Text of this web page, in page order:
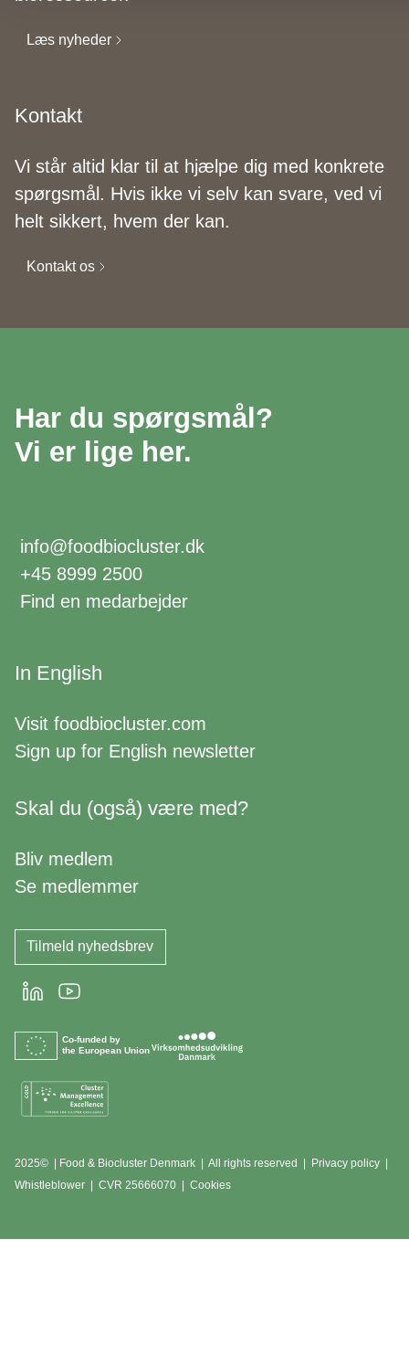
Læs nyheder
Kontakt
Vi står altid klar til at hjælpe dig med konkrete
spørgsmål. Hvis ikke vi selv kan svare, ved vi
helt sikkert, hvem der kan.
Kontakt os
Har du spørgsmål?
Vi er lige her.
info@foodbiocluster.dk
+45 8999 2500
Find en medarbejder
In English
Visit foodbiocluster.com
Sign up for English newsletter
Skal du (også) være med?
Bliv medlem
Se medlemmer
Tilmeld nyhedsbrev
LinkedInYoutube
Co-funded by
the European Union
2025© | Food & Biocluster Denmark | All rights reserved | Privacy policy |
Whistleblower | CVR 25666070 | Cookies